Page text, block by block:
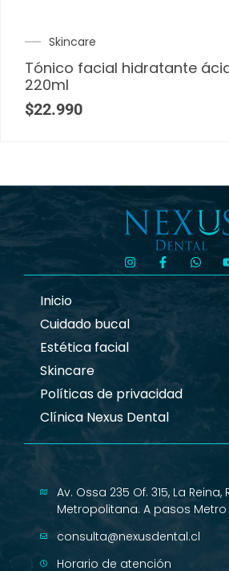
Skincare
Tónico facial hidratante
220ml
$22.990
Inicio
Cuidado bucal
Estética facial
Skincare
Políticas de privacidad
Clínica Nexus Dental
Av. Ossa 235 Of. 315, La Reina,
Metropolitana. A pasos Metro
consulta@nexusdental.cl
Horario de atención